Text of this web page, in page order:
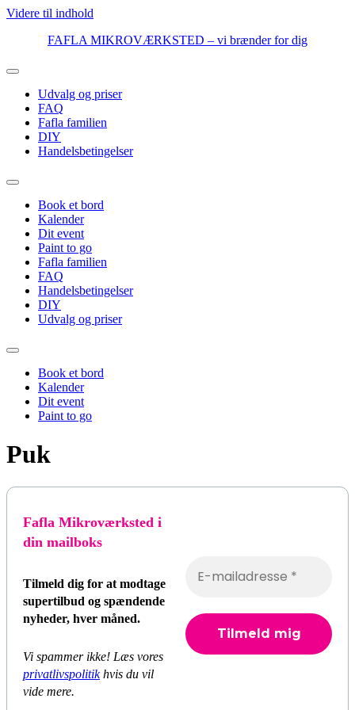
Videre til indhold
FAFLA MIKROVÆRKSTED – vi brænder for dig
Udvalg og priser
FAQ
Fafla familien
DIY
Handelsbetingelser
Book et bord
Kalender
Dit event
Paint to go
Fafla familien
FAQ
Handelsbetingelser
DIY
Udvalg og priser
Book et bord
Kalender
Dit event
Paint to go
Puk
Fafla Mikroværksted i
din mailboks
Tilmeld dig for at modtage
supertilbud og spændende
nyheder, hver måned.
Vi spammer ikke! Læs vores
privatlivspolitikhvis du vil
vide mere.